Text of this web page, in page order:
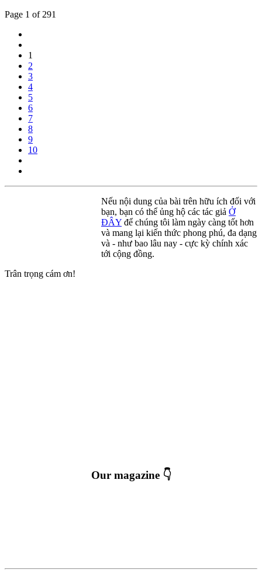
Page 1 of 291
1
2
3
4
5
6
7
8
9
10
Nếu nội dung của bài trên hữu ích đối với
bạn, bạn có thể ủng hộ các tác giả Ở
ĐÂY để chúng tôi làm ngày càng tốt hơn
và mang lại kiến thức phong phú, đa dạng
và - như bao lâu nay - cực kỳ chính xác
tới cộng đồng.
Trân trọng cám ơn!
Our magazine 👇